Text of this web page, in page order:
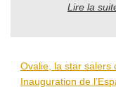
Lire la
Ovalie, la star salers
Inauguration de